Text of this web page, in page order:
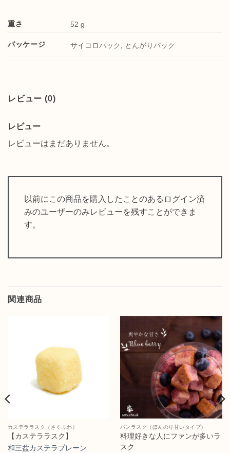
重さ 52 g
パッケージ サイコロパック, とんがりパック
レビュー (0)
レビュー
レビューはまだありません。
以前にこの商品を購入したことのあるログイン済
みのユーザーのみレビューを残すことができま
す。
関連商品
カステララスク（さくふわ）
【カステララスク】
和三盆カステラプレーン
パンラスク（ほんのり甘いタイプ）
料理好きな人にファンが多いラ
スク